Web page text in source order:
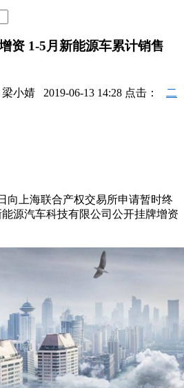
资 1-5月新能源车累计销售
梁小婧 2019-06-13 14:28 点击： 二
向上海联合产权交易所申请暂时终
源汽车科技有限公司公开挂牌增资